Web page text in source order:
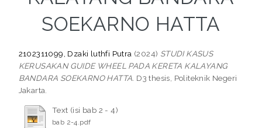
SOEKARNO HATTA
2102311099, Dzaki luthfi Putra (2024) STUDI KASUS
KERUSAKAN GUIDE WHEEL PADA KERETA KALAYANG
BANDARA SOEKARNO HATTA. D3 thesis, Politeknik Negeri
Jakarta.
Text (isi bab 2 - 4)
bab 2-4.pdf